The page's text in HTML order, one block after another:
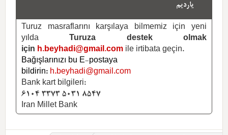
یاردیم
Turuz masraflarını karşılaya bilmemiz için yeni
yılda
Turuza destek olmak
için h.beyhadi@gmail.com ile irtibata geçin.
Bağışlarınızı bu E-postaya
bildirin: h.beyhadi@gmail.com
Bank kart bilgileri:
6104 3373 5031 8547
Iran Millet Bank